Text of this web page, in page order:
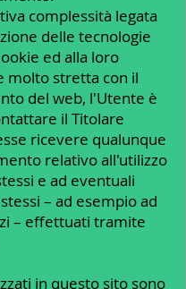
complessità legata
delle tecnologie
ed alla loro
molto stretta con il
del web, l'Utente è
il Titolare
ricevere qualunque
relativo all'utilizzo
e ad eventuali
– ad esempio ad
– effettuati tramite
in questo sito sono